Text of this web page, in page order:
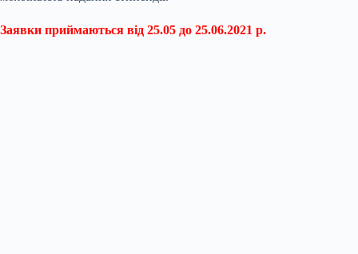
Заявки приймаються від 25.05 до 25.06.2021 р.